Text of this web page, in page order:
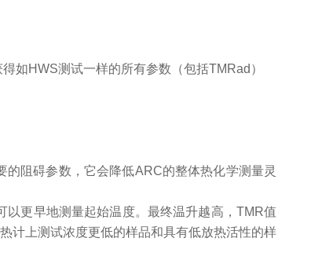
得如HWS测试一样的所有参数（包括TMRad ）
的阻碍参数，它会降低ARC的整体热化学测量灵
以更早地测量起始温度。最终温升越高， TMR值
计上测试浓度更低的样品和具有低放热活性的样